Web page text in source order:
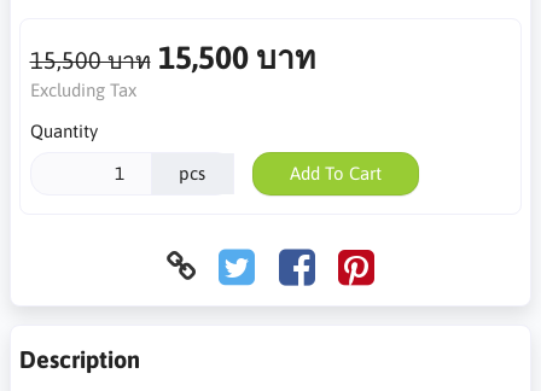
15,500 บาท 15,500 บาท
Excluding Tax
Quantity
pcs Add To Cart
Description